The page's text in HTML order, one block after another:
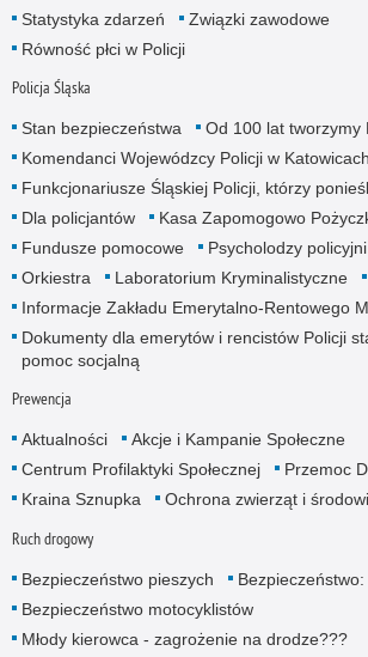
Statystyka zdarzeń
Związki zawodowe
Równość płci w Policji
Policja Śląska
Stan bezpieczeństwa
Od 100 lat tworzymy
Komendanci Wojewódzcy Policji w
Funkcjonariusze Śląskiej Policji, którzy
Dla policjantów
Kasa Zapomogowo
Fundusze pomocowe
Psycholodzy policyjni
Orkiestra
Laboratorium Kryminalistyczne
Informacje Zakładu Emerytalno-Rentowego
Dokumenty dla emerytów i rencistów Policji
pomoc socjalną
Prewencja
Aktualności
Akcje i Kampanie Społeczne
Centrum Profilaktyki Społecznej
Przemoc
Kraina Sznupka
Ochrona zwierząt i
Ruch drogowy
Bezpieczeństwo pieszych
Bezpieczeństwo motocyklistów
Młody kierowca - zagrożenie na drodze???